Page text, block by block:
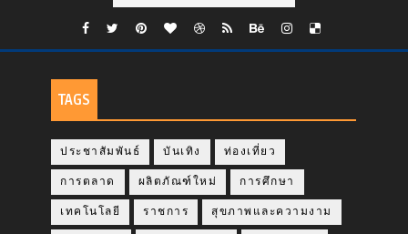
TAGS
ประชาสัมพันธ์ บันเทิง ท่องเที่ยว
การตลาด ผลิตภัณฑ์ใหม่ การศึกษา
เทคโนโลยี ราชการ สุขภาพและความงาม